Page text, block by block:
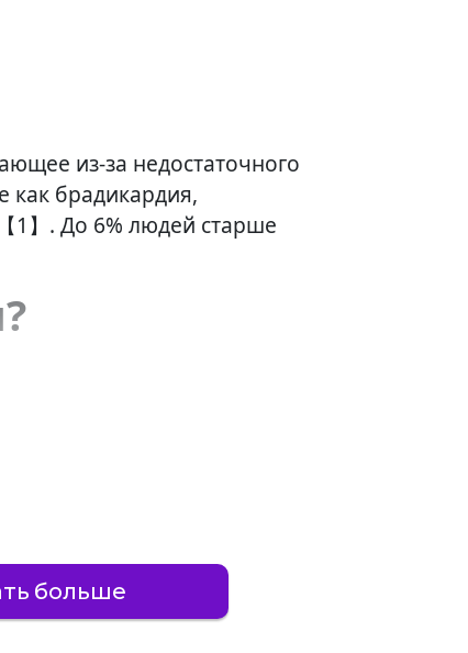
из-за недостаточного
как брадикардия,
1】. До 6% людей старше
больше